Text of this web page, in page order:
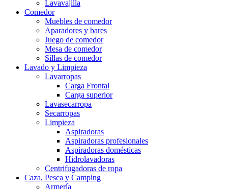
Lavavajilla
Comedor
Muebles de comedor
Aparadores y bares
Juego de comedor
Mesa de comedor
Sillas de comedor
Lavado y Limpieza
Lavarropas
Carga Frontal
Carga superior
Lavasecarropa
Secarropas
Limpieza
Aspiradoras
Aspiradoras profesionales
Aspiradoras domésticas
Hidrolavadoras
Centrifugadoras de ropa
Caza, Pesca y Camping
Armería